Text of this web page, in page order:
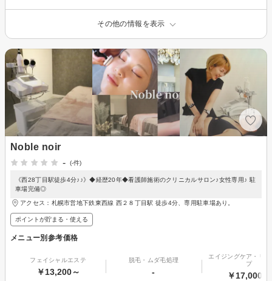
その他の情報を表示
Noble noir
-
(-件)
《西28丁目駅徒歩4分♪♪》◆経歴20年◆看護師施術のクリニカルサロン♪女性専用♪ 駐
車場完備◎
アクセス：札幌市営地下鉄東西線 西２８丁目駅 徒歩4分、専用駐車場あり。
ポイントが貯まる・使える
メニュー別参考価格
フェイシャルエステ
￥13,200～
脱毛・ムダ毛処理
-
エイジングケア・リ
プ
￥17,000～